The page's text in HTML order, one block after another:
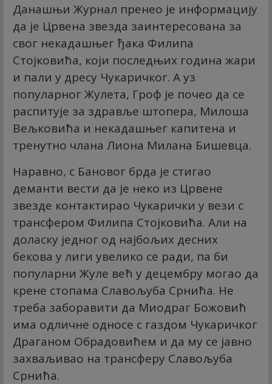
Данашњи Журнал пренео је информацију
да је Црвена звезда заинтересована за
свог некадашњег ђака Филипа
Стојковића, који последњих година жари
и пали у дресу Чукаричког. А уз
популарног Жулета, Гроф је почео да се
распитује за здравље штопера, Милоша
Вељковића и некадашњег капитена и
тренутно члана Лиона Милана Бишевца.
Наравно, с Бановог брда је стигао
деманти вести да је неко из Црвене
звезде контактирао Чукарички у вези с
трансфером Филипа Стојковића. Али на
доласку једног од најбољих десних
бекова у лиги увелико се ради, па би
популарни Жуле већ у децембру могао да
крене стопама Славољуба Срнића. Не
треба заборавити да Миодраг Божовић
има одличне односе с газдом Чукаричког
Драганом Обрадовићем и да му се јавно
захваљивао на трансферу Славољуба
Срнића.